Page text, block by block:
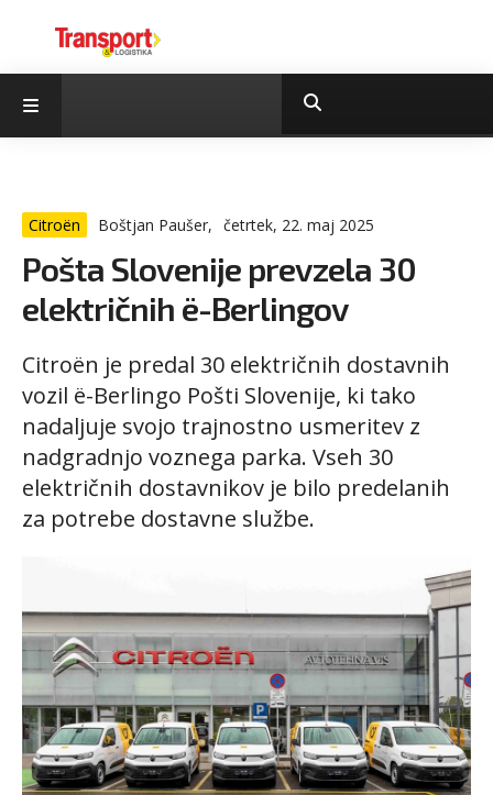
Citroën Boštjan Paušer, četrtek, 22. maj 2025
Pošta Slovenije prevzela 30
električnih ë-Berlingov
Citroën je predal 30 električnih dostavnih
vozil ë-Berlingo Pošti Slovenije, ki tako
nadaljuje svojo trajnostno usmeritev z
nadgradnjo voznega parka. Vseh 30
električnih dostavnikov je bilo predelanih
za potrebe dostavne službe.